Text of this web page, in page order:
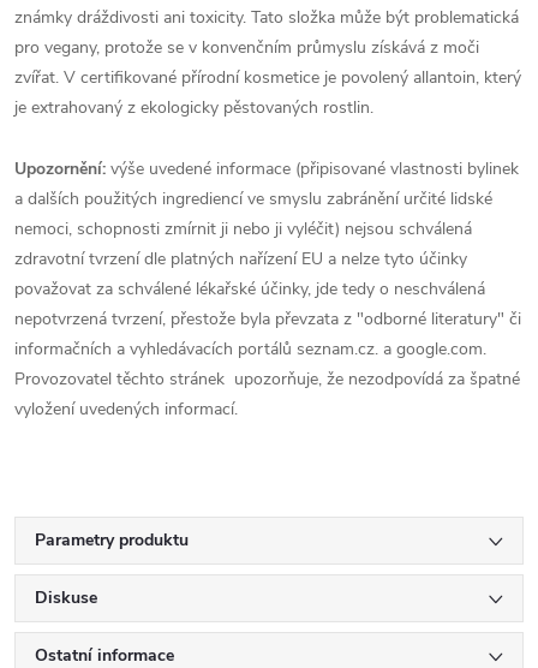
známky dráždivosti ani toxicity. Tato složka může být problematická
pro vegany, protože se v konvenčním průmyslu získává z moči
zvířat. V certifikované přírodní kosmetice je povolený allantoin, který
je extrahovaný z ekologicky pěstovaných rostlin.
Upozornění: výše uvedené informace (připisované vlastnosti bylinek
a dalších použitých ingrediencí ve smyslu zabránění určité lidské
nemoci, schopnosti zmírnit ji nebo ji vyléčit) nejsou schválená
zdravotní tvrzení dle platných nařízení EU a nelze tyto účinky
považovat za schválené lékařské účinky, jde tedy o neschválená
nepotvrzená tvrzení, přestože byla převzata z "odborné literatury" či
informačních a vyhledávacích portálů seznam.cz. a google.com.
Provozovatel těchto stránek upozorňuje, že nezodpovídá za špatné
vyložení uvedených informací.
Parametry produktu
Diskuse
Ostatní informace